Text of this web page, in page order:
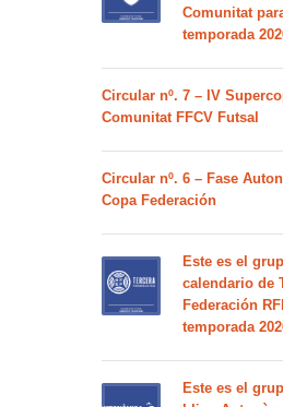
Comunitat
temporada
Circular nº. 7 – IV
Comunitat FFCV Futsal
Circular nº. 6 – Fase
Copa Federación
Este es el
calendario de
Federación
temporada
Este es el